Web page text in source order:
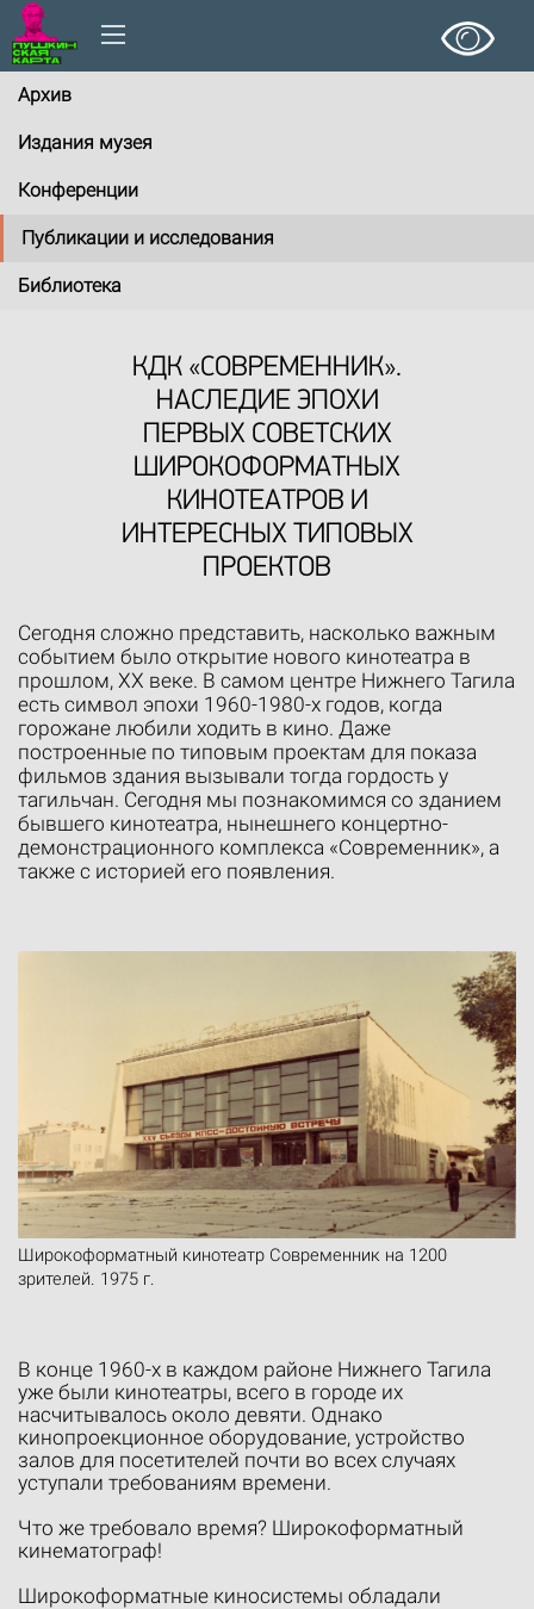
Архив
Издания музея
Конференции
Публикации и исследования
Библиотека
КДК «СОВРЕМЕННИК».
НАСЛЕДИЕ ЭПОХИ
ПЕРВЫХ СОВЕТСКИХ
ШИРОКОФОРМАТНЫХ
КИНОТЕАТРОВ И
ИНТЕРЕСНЫХ ТИПОВЫХ
ПРОЕКТОВ
Сегодня сложно представить, насколько важным
событием было открытие нового кинотеатра в
прошлом, ХХ веке. В самом центре Нижнего Тагила
есть символ эпохи 1960-1980-х годов, когда
горожане любили ходить в кино. Даже
построенные по типовым проектам для показа
фильмов здания вызывали тогда гордость у
тагильчан. Сегодня мы познакомимся со зданием
бывшего кинотеатра, нынешнего концертно-
демонстрационного комплекса «Современник», а
также с историей его появления.
Широкоформатный кинотеатр Современник на 1200
зрителей. 1975 г.
В конце 1960-х в каждом районе Нижнего Тагила
уже были кинотеатры, всего в городе их
насчитывалось около девяти. Однако
кинопроекционное оборудование, устройство
залов для посетителей почти во всех случаях
уступали требованиям времени.
Что же требовало время? Широкоформатный
кинематограф!
Широкоформатные киносистемы обладали